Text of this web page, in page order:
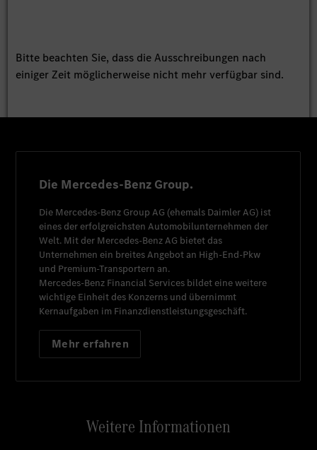
Bitte beachten Sie, dass die Ausschreibungen nach
einiger Zeit möglicherweise nicht mehr verfügbar sind.
Die Mercedes-Benz Group.
Die Mercedes-Benz Group AG (ehemals Daimler AG) ist
eines der erfolgreichsten Automobilunternehmen der
Welt. Mit der Mercedes-Benz AG bietet das
Unternehmen ein breites Angebot an High-End-Pkw
und Premium-Transportern an.
Mercedes-Benz Financial Services bildet eine weitere
wichtige Einheit des Konzerns und übernimmt
Kernaufgaben im Finanzdienstleistungsgeschäft.
Mehr erfahren
Weitere Informationen